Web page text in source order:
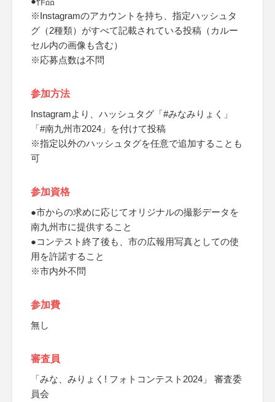
※Instagramのアカウントを持ち、指定ハッシュタ
グ（2種類）がすべて記載されている投稿（カルー
セル内の画像も含む）
※応募点数は不問
参加方法
Instagramより、ハッシュタグ「#みなみりょく」
「#南九州市2024」を付けて投稿
※指定以外のハッシュタグを任意で追加することも
可
参加資格
●市からの求めに応じてオリジナルの撮影データを
南九州市に提供すること
●コンテスト終了後も、市の広報用写真としての使
用を許諾すること
※市内外不問
参加費
無し
審査員
「みな、みりょく! フォトコンテスト2024」 審査委
員会